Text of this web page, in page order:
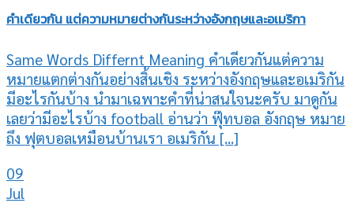
คำเดียวกัน แต่ความหมายต่างกันระหว่างอังกฤษและอเมริกา
Same Words Differnt Meaning คำเดียวกันแต่ความ
หมายแตกต่างกันอย่างสิ้นเชิง ระหว่างอังกฤษและอเมริกัน
มีอะไรกันบ้าง นำมาเฉพาะคำที่น่าสนใจนะครับ มาดูกัน
เลยว่ามีอะไรบ้าง football อ่านว่า ฟุ๊ทบอล อังกฤษ หมาย
ถึง ฟุตบอลเหมือนบ้านเรา อเมริกัน [...]
09
Jul